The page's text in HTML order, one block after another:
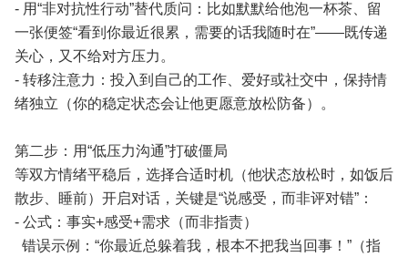
- 用“非对抗性行动”替代质问：比如默默给他泡一杯茶、留
一张便签“看到你最近很累，需要的话我随时在”——既传递
关心，又不给对方压力。
- 转移注意力：投入到自己的工作、爱好或社交中，保持情
绪独立（你的稳定状态会让他更愿意放松防备）。
第二步：用“低压力沟通”打破僵局
等双方情绪平稳后，选择合适时机（他状态放松时，如饭后
散步、睡前）开启对话，关键是“说感受，而非评对错”：
- 公式：事实+感受+需求（而非指责）
错误示例：“你最近总躲着我，根本不把我当回事！”（指